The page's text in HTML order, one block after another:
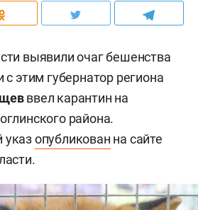
выявили очаг бешенства
этим губернатор региона
ввел карантин на
района.
указопубликован на сайте